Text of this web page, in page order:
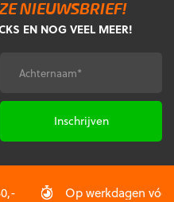
NIEUWSBRIEF!
EN NOG VEEL MEER!
Achternaam*
Op werkdagen